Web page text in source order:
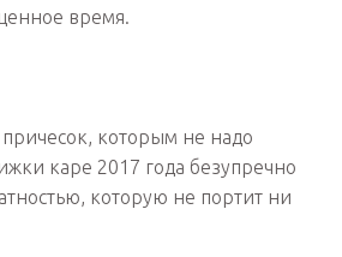
время.
которым не надо
каре 2017 года безупречно
которую не портит ни